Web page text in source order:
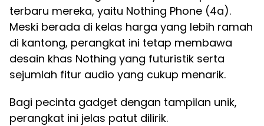
terbaru mereka, yaitu Nothing Phone (4a).
Meski berada di kelas harga yang lebih ramah
di kantong, perangkat ini tetap membawa
desain khas Nothing yang futuristik serta
sejumlah fitur audio yang cukup menarik.
Bagi pecinta gadget dengan tampilan unik,
perangkat ini jelas patut dilirik.